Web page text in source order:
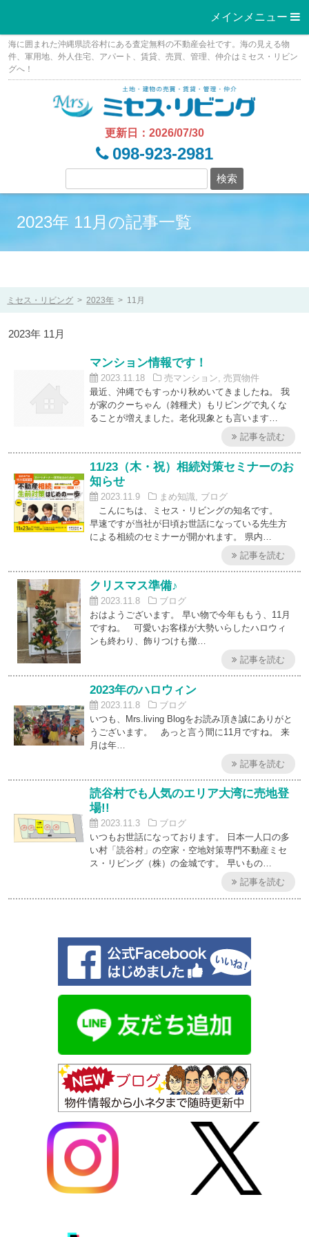
メインメニュー 
Skip
content
海に囲まれた沖縄県読谷村にある査定無料の不動産会社です。海の見える物
件、軍用地、外人住宅、アパート、賃貸、売買、管理、仲介はミセス・リビン
グへ！
更新日：2026/07/30
098-923-2981
2023年 11月の記事一覧
ミセス・リビング > 2023年 > 11月
2023年 11月
マンション情報です！
2023.11.18 売マンション ,売買物件
最近、沖縄でもすっかり秋めいてきましたね。 我
が家のクーちゃん（雑種犬）もリビングで丸くな
ることが増えました。老化現象とも言います…
記事を読む
11/23（木・祝）相続対策セミナーのお
知らせ
2023.11.9 まめ知識
ブログ
こんにちは、ミセス・リビングの知名です。
早速ですが当社が日頃お世話になっている先生方
による相続のセミナーが開かれます。 県内…
記事を読む
クリスマス準備♪
2023.11.8
ブログ
おはようございます。 早い物で今年ももう、11月
ですね。 可愛いお客様が大勢いらしたハロウィ
ンも終わり、飾りつけも撤…
記事を読む
2023年のハロウィン
2023.11.8
ブログ
いつも、Mrs.living Blogをお読み頂き誠にありがと
うございます。 あっと言う間に11月ですね。 来
月は年…
記事を読む
読谷村でも人気のエリア大湾に売地登
場!!
2023.11.3
ブログ
いつもお世話になっております。 日本一人口の多
い村「読谷村」の空家・空地対策専門不動産ミセ
ス・リビング（株）の金城です。 早いもの…
記事を読む